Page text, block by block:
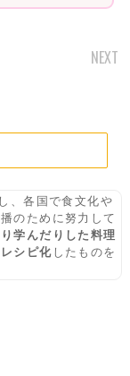
NEXT
、各国で食文化や
のために努力して
学んだりした料理
シピ化したものを